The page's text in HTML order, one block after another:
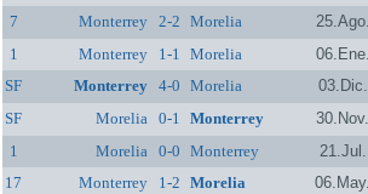
7
Monterrey 2-2 Morelia
1
Monterrey 1-1 Morelia
SF
Monterrey 4-0 Morelia
SF
Morelia 0-1 Monterrey
1
Morelia 0-0 Monterrey
17
Monterrey 1-2 Morelia